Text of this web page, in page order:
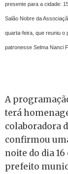
presente para a cidade:
Salão Nobre da
quarta-feira, que reuniu o
patronesse Selma Nanci
A
terá
colaboradora
confirmou
noite do dia
prefeito